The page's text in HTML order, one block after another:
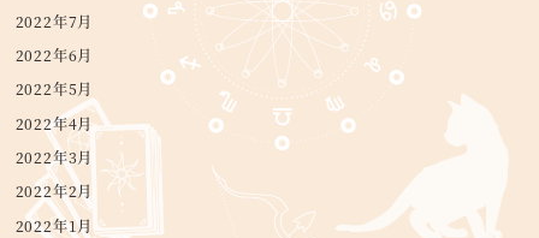
2022年7月
2022年6月
2022年5月
2022年4月
2022年3月
2022年2月
2022年1月